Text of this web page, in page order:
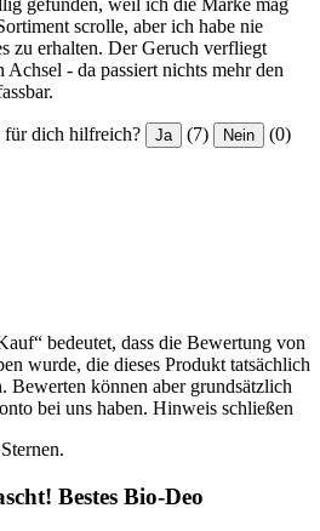
gefunden, weil ich die Marke mag
scrolle, aber ich habe nie
zu erhalten. Der Geruch verfliegt
Achsel - da passiert nichts mehr den
für dich hilfreich? Ja (7) Nein (0)
bedeutet, dass die Bewertung von
wurde, die dieses Produkt tatsächlich
Bewerten können aber grundsätzlich
bei uns haben. Hinweis schließen
Bestes Bio-Deo